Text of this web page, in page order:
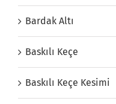
Bardak Altı
Baskılı Keçe
Baskılı Keçe Kesimi